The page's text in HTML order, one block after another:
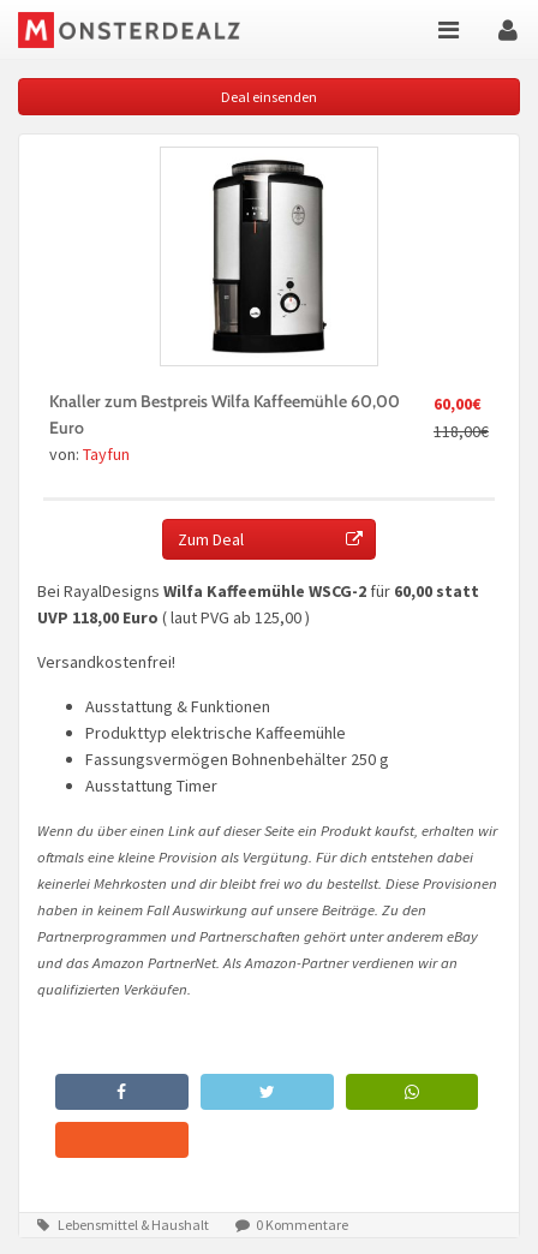
Deal einsenden
60,00€
118,00€
Knaller zum Bestpreis Wilfa Kaffeemühle 60,00
Euro
von: Tayfun
Zum Deal
Bei RayalDesigns Wilfa Kaffeemühle WSCG-2 für 60,00 statt
UVP 118,00 Euro ( laut PVG ab 125,00 )
Versandkostenfrei!
Ausstattung & Funktionen
Produkttyp elektrische Kaffeemühle
Fassungsvermögen Bohnenbehälter 250 g
Ausstattung Timer
Wenn du über einen Link auf dieser Seite ein Produkt kaufst, erhalten wir
oftmals eine kleine Provision als Vergütung. Für dich entstehen dabei
keinerlei Mehrkosten und dir bleibt frei wo du bestellst. Diese Provisionen
haben in keinem Fall Auswirkung auf unsere Beiträge. Zu den
Partnerprogrammen und Partnerschaften gehört unter anderem eBay
und das Amazon PartnerNet. Als Amazon-Partner verdienen wir an
qualifizierten Verkäufen.
Lebensmittel & Haushalt 0 Kommentare